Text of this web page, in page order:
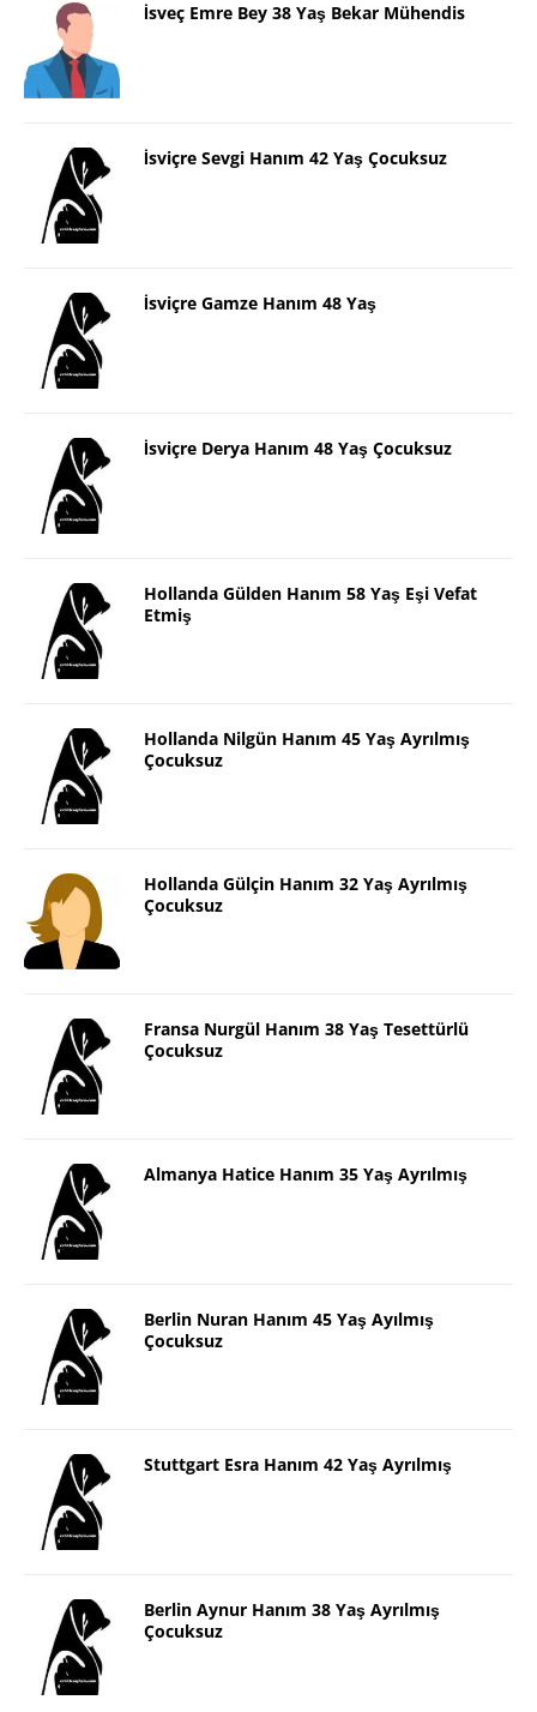
İsveç Emre Bey 38 Yaş Bekar Mühendis
İsviçre Sevgi Hanım 42 Yaş Çocuksuz
İsviçre Gamze Hanım 48 Yaş
İsviçre Derya Hanım 48 Yaş Çocuksuz
Hollanda Gülden Hanım 58 Yaş Eşi Vefat
Etmiş
Hollanda Nilgün Hanım 45 Yaş Ayrılmış
Çocuksuz
Hollanda Gülçin Hanım 32 Yaş Ayrılmış
Çocuksuz
Fransa Nurgül Hanım 38 Yaş Tesettürlü
Çocuksuz
Almanya Hatice Hanım 35 Yaş Ayrılmış
Berlin Nuran Hanım 45 Yaş Ayılmış
Çocuksuz
Stuttgart Esra Hanım 42 Yaş Ayrılmış
Berlin Aynur Hanım 38 Yaş Ayrılmış
Çocuksuz